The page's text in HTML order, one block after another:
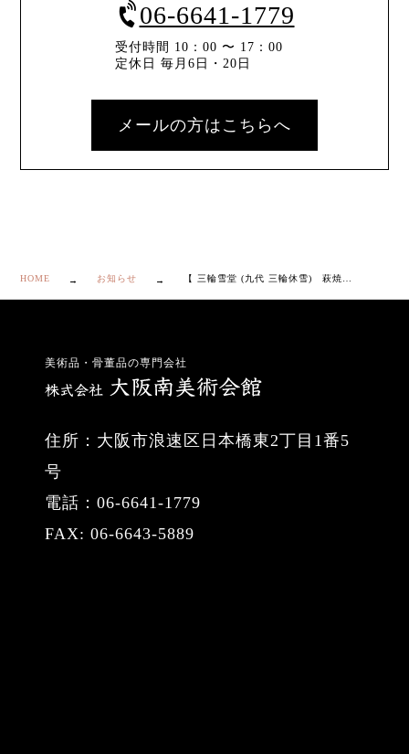
06-6641-1779
受付時間 10：00 〜 17：00
定休日 毎月6日・20日
メールの方はこちらへ
HOME お知らせ
美術品・骨董品の専門会社
住所：大阪市浪速区日本橋東2丁目1番5
号
電話：06-6641-1779
FAX: 06-6643-5889